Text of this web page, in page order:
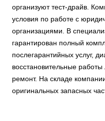
организуют тест-драйв.
условия по работе с
организациями. В
гарантирован полный
послегарантийных услуг,
восстановительные
ремонт. На складе
оригинальных запасных